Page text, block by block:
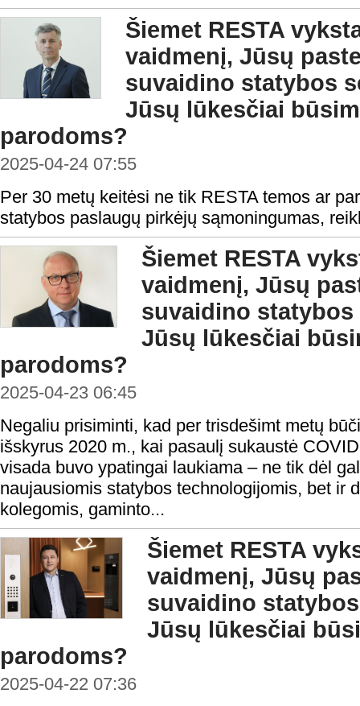
Šiemet RESTA
vaidmenį, Jūsų
suvaidino statybos
Jūsų lūkesčiai
parodoms?
2025-04-24 07:55
Per 30 metų keitėsi ne tik RESTA temos ar
statybos paslaugų pirkėjų sąmoningumas,
Šiemet RESTA
vaidmenį, Jūsų
suvaidino
Jūsų lūkesčiai
parodoms?
2025-04-23 06:45
Negaliu prisiminti, kad per trisdešimt metų
išskyrus 2020 m., kai pasaulį sukaustė
visada buvo ypatingai laukiama – ne tik dėl
naujausiomis statybos technologijomis, bet ir
kolegomis, gaminto...
Šiemet RESTA
vaidmenį, Jūsų
suvaidino
Jūsų lūkesčiai
parodoms?
2025-04-22 07:36